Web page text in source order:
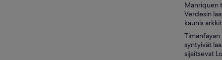
Manriquen
Verdesin
kaunis
syntyivät
sijaitsevat